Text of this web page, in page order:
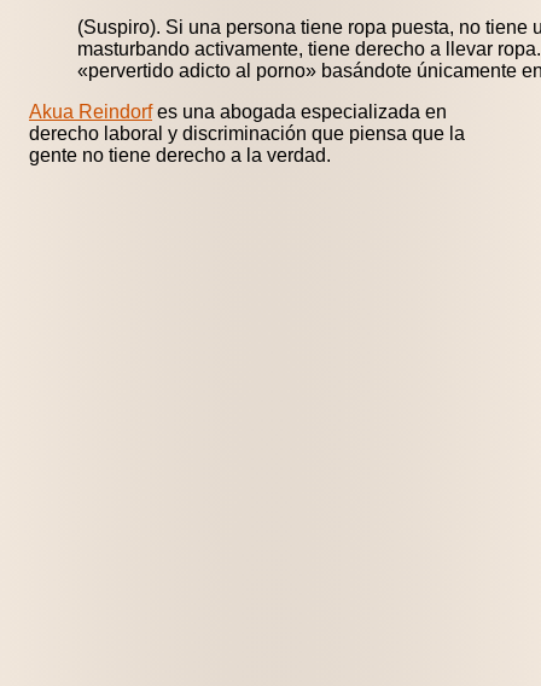
(Suspiro). Si una persona tiene ropa puesta, no tiene
masturbando activamente, tiene derecho a llevar
«pervertido adicto al porno» basándote únicamente
Akua Reindorfes una abogada especializada en
derecho laboral y discriminación que piensa que la
gente no tiene derecho a la verdad.